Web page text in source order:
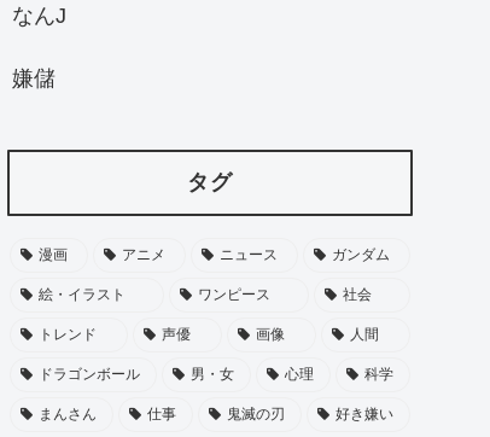
なんJ
嫌儲
タグ
漫画 アニメ ニュース ガンダム
絵・イラスト ワンピース 社会
トレンド 声優 画像 人間
ドラゴンボール 男・女 心理 科学
まんさん 仕事 鬼滅の刃 好き嫌い